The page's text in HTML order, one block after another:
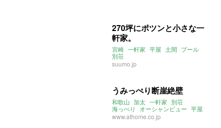
270坪にポツンと小さな一
軒家。
宮崎 一軒家 平屋 土間 プール
別荘
suumo.jp
うみっぺり断崖絶壁
和歌山 加太 一軒家 別荘
海っぺり
オーシャンビュー 平屋
www.athome.co.jp